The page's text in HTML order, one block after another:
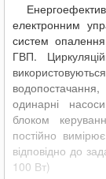
електронним
систем
ГВП.
водопостачання,
одинарні
блоком
постійно
відповідно до
100 Вт)